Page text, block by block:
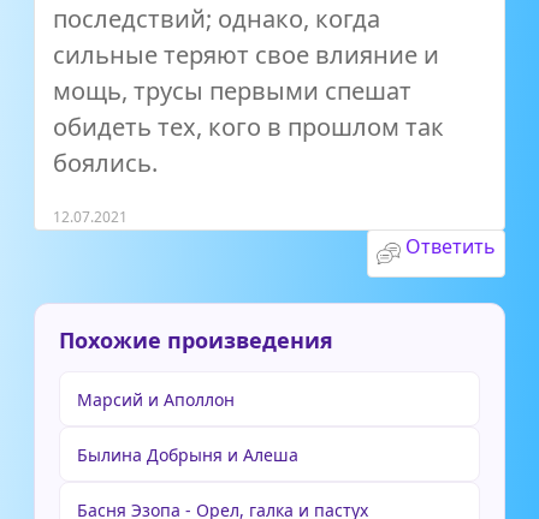
последствий; однако, когда
сильные теряют свое влияние и
мощь, трусы первыми спешат
обидеть тех, кого в прошлом так
боялись.
12.07.2021
Ответить
Похожие произведения
Марсий и Аполлон
Былина Добрыня и Алеша
Басня Эзопа - Орел, галка и пастух